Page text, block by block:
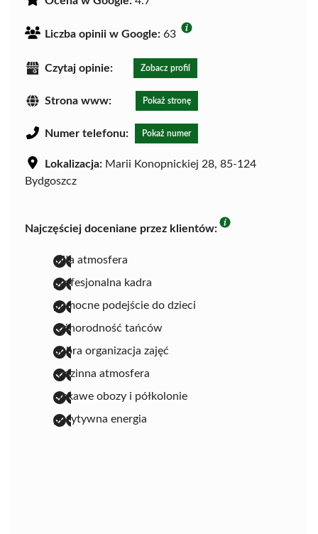
Liczba opinii w Google: 63
Czytaj opinie: Zobacz profil
Strona www: Pokaż stronę
Numer telefonu: Pokaż numer
Lokalizacja: Marii Konopnickiej 28, 85-124
Bydgoszcz
Najczęściej doceniane przez klientów:
miła atmosfera
profesjonalna kadra
pomocne podejście do dzieci
różnorodność tańców
dobra organizacja zajęć
rodzinna atmosfera
ciekawe obozy i półkolonie
pozytywna energia